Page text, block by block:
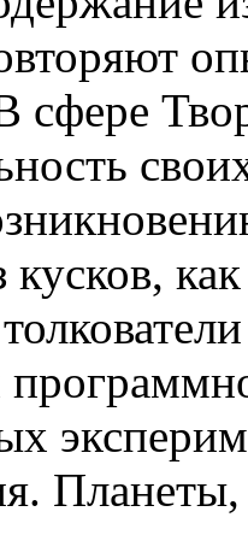
сфере
кусков,
Планеты,